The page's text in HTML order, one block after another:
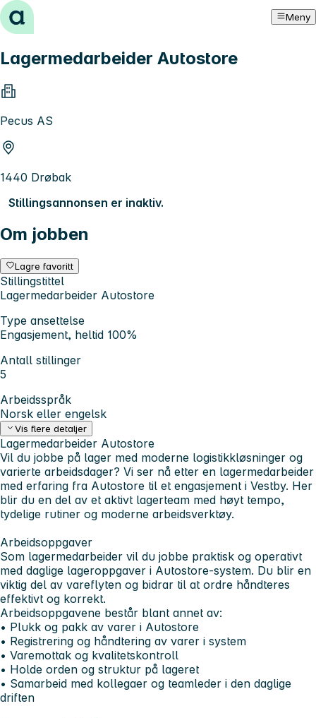
Hopp til innhold Meny
Lagermedarbeider Autostore
Pecus AS
1440 Drøbak
Stillingsannonsen er inaktiv.
Om jobben
Lagre favoritt
Stillingstittel
Lagermedarbeider Autostore
Type ansettelse
Engasjement, heltid 100%
Antall stillinger
5
Arbeidsspråk
Norsk eller engelsk
Vis flere detaljer
Lagermedarbeider Autostore
Vil du jobbe på lager med moderne logistikkløsninger og
varierte arbeidsdager? Vi ser nå etter en lagermedarbeider
med erfaring fra Autostore til et engasjement i Vestby. Her
blir du en del av et aktivt lagerteam med høyt tempo,
tydelige rutiner og moderne arbeidsverktøy.
Arbeidsoppgaver
Som lagermedarbeider vil du jobbe praktisk og operativt
med daglige lageroppgaver i Autostore-system. Du blir en
viktig del av vareflyten og bidrar til at ordre håndteres
effektivt og korrekt.
Arbeidsoppgavene består blant annet av:
• Plukk og pakk av varer i Autostore
• Registrering og håndtering av varer i system
• Varemottak og kvalitetskontroll
• Holde orden og struktur på lageret
• Samarbeid med kollegaer og teamleder i den daglige
driften